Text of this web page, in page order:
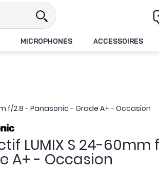
Livraison offerte
MICROPHONES ACCESSOIRES
f/2.8 - Panasonic - Grade A+ - Occasion
LUMIX S 24-
A+ - Occasion